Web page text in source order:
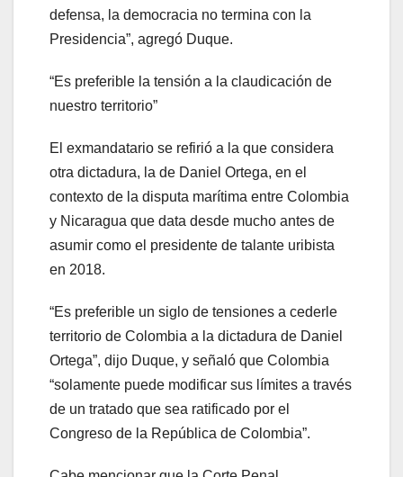
defensa, la democracia no termina con la
Presidencia”, agregó Duque.
“Es preferible la tensión a la claudicación de
nuestro territorio”
El exmandatario se refirió a la que considera
otra dictadura, la de Daniel Ortega, en el
contexto de la disputa marítima entre Colombia
y Nicaragua que data desde mucho antes de
asumir como el presidente de talante uribista
en 2018.
“Es preferible un siglo de tensiones a cederle
territorio de Colombia a la dictadura de Daniel
Ortega”, dijo Duque, y señaló que Colombia
“solamente puede modificar sus límites a través
de un tratado que sea ratificado por el
Congreso de la República de Colombia”.